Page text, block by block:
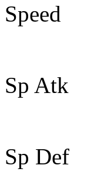
Speed
Sp Atk
Sp Def